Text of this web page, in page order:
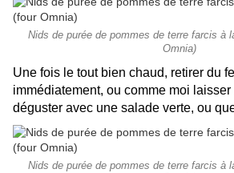
Nids de purée de pommes de terre farcis à
Omnia)
Une fois le tout bien chaud, retirer du
immédiatement, ou comme moi
déguster avec une salade verte, ou
Nids de purée de pommes de terre farcis à